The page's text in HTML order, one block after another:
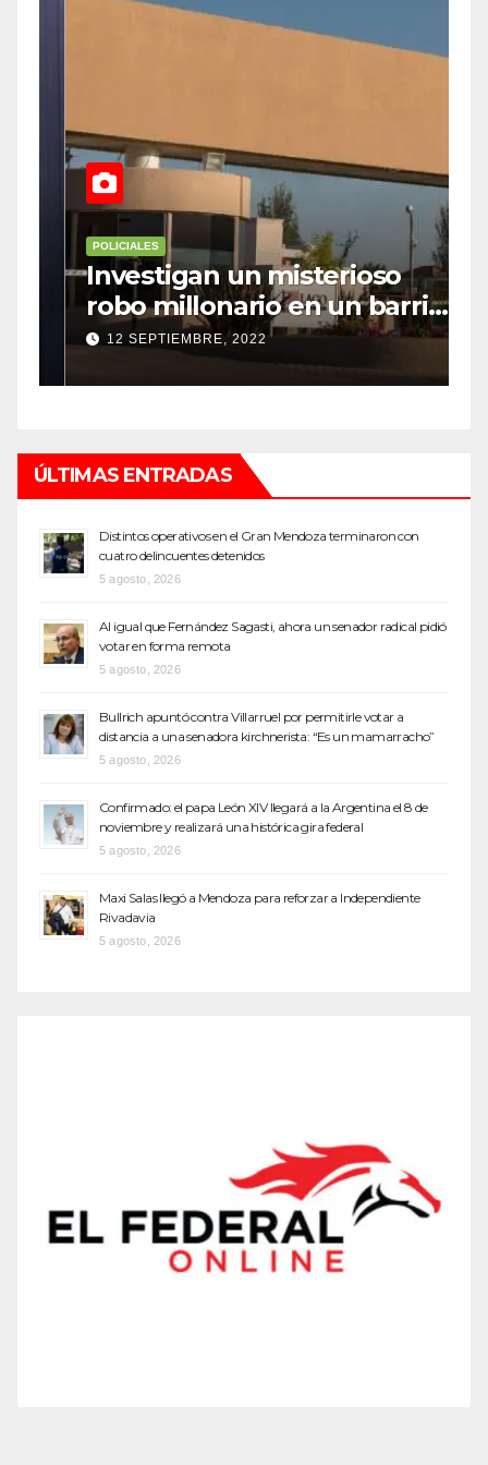
POLICIALES
Investigan un misterioso
robo millonario en un barrio
top de Maipú
12 SEPTIEMBRE, 2022
ÚLTIMAS ENTRADAS
Distintos operativos en el Gran Mendoza terminaron con
cuatro delincuentes detenidos
5 agosto, 2026
Al igual que Fernández Sagasti, ahora un senador radical pidió
votar en forma remota
5 agosto, 2026
Bullrich apuntó contra Villarruel por permitirle votar a
distancia a una senadora kirchnerista: “Es un mamarracho”
5 agosto, 2026
Confirmado: el papa León XIV llegará a la Argentina el 8 de
noviembre y realizará una histórica gira federal
5 agosto, 2026
Maxi Salas llegó a Mendoza para reforzar a Independiente
Rivadavia
5 agosto, 2026